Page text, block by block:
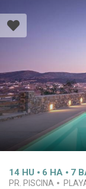
14 HU 6 HA 7
PR. PISCINA